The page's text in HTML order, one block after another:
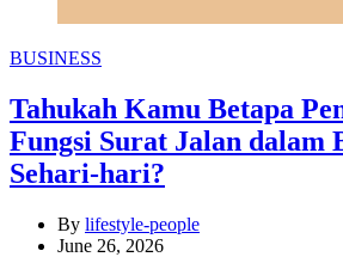
Categories
BUSINESS
Tahukah Kamu Betapa
Fungsi Surat Jalan dalam
Sehari-hari?
By lifestyle-people
June 26, 2026